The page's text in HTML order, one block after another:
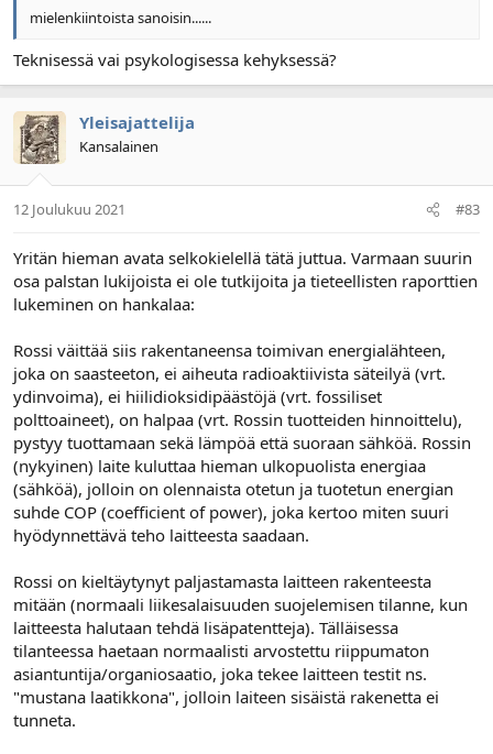
mielenkiintoista sanoisin......
Teknisessä vai psykologisessa kehyksessä?
Yleisajattelija
Kansalainen
12 Joulukuu 2021 #83
Yritän hieman avata selkokielellä tätä juttua. Varmaan suurin
osa palstan lukijoista ei ole tutkijoita ja tieteellisten raporttien
lukeminen on hankalaa:
Rossi väittää siis rakentaneensa toimivan energialähteen,
joka on saasteeton, ei aiheuta radioaktiivista säteilyä (vrt.
ydinvoima), ei hiilidioksidipäästöjä (vrt. fossiliset
polttoaineet), on halpaa (vrt. Rossin tuotteiden hinnoittelu),
pystyy tuottamaan sekä lämpöä että suoraan sähköä. Rossin
(nykyinen) laite kuluttaa hieman ulkopuolista energiaa
(sähköä), jolloin on olennaista otetun ja tuotetun energian
suhde COP (coefficient of power), joka kertoo miten suuri
hyödynnettävä teho laitteesta saadaan.
Rossi on kieltäytynyt paljastamasta laitteen rakenteesta
mitään (normaali liikesalaisuuden suojelemisen tilanne, kun
laitteesta halutaan tehdä lisäpatentteja). Tälläisessa
tilanteessa haetaan normaalisti arvostettu riippumaton
asiantuntija/organiosaatio, joka tekee laitteen testit ns.
"mustana laatikkona", jolloin laiteen sisäistä rakenetta ei
tunneta.